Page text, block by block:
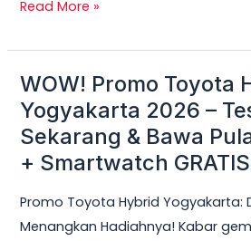
&
Read More »
WOW! Promo Toyota
Yogyakarta 2026 –
Sekarang & Bawa
+ Smartwatch
Promo Toyota Hybrid Yogyakarta:
Menangkan Hadiahnya! Kabar
WOW!
Promo
Toyota
Hybrid
2026
–